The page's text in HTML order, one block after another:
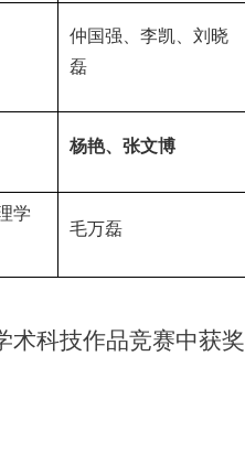
仲国强、李凯、刘晓
磊
杨艳、张文博
学
毛万磊
术科技作品竞赛中获奖